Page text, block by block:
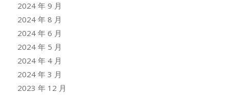
2024 年 9 月
2024 年 8 月
2024 年 6 月
2024 年 5 月
2024 年 4 月
2024 年 3 月
2023 年 12 月